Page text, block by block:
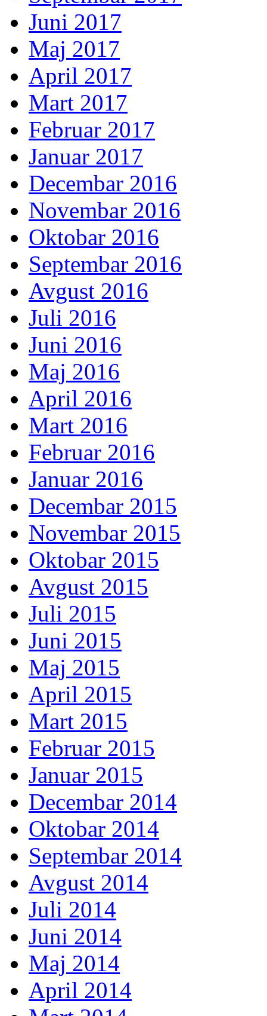
Juni 2017
Maj 2017
April 2017
Mart 2017
Februar 2017
Januar 2017
Decembar 2016
Novembar 2016
Oktobar 2016
Septembar 2016
Avgust 2016
Juli 2016
Juni 2016
Maj 2016
April 2016
Mart 2016
Februar 2016
Januar 2016
Decembar 2015
Novembar 2015
Oktobar 2015
Avgust 2015
Juli 2015
Juni 2015
Maj 2015
April 2015
Mart 2015
Februar 2015
Januar 2015
Decembar 2014
Oktobar 2014
Septembar 2014
Avgust 2014
Juli 2014
Juni 2014
Maj 2014
April 2014